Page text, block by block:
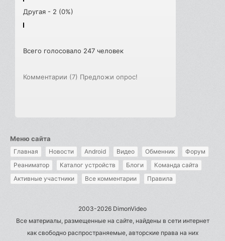
Другая - 2 (0%)
Всего голосовало 247 человек
Комментарии (7) Предложи опрос!
Меню сайта
Главная Новости Android Видео Обменник
Форум
Реаниматор
Каталог устройств Блоги
Команда сайта
Активные участники
Все комментарии Правила
2003-2026 DimonVideo
Все материалы, размещенные на сайте, найдены в сети интернет
как свободно распространяемые, авторские права на них